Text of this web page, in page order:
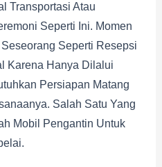
Transportasi Atau
Seperti Ini. Momen
Seperti Resepsi
Karena Hanya Dilalui
Persiapan Matang
Salah Satu Yang
Mobil Pengantin Untuk